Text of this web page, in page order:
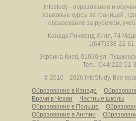
Infostudy - образование и
языковые курсы за границей ,
образование за рубежом,
Канада Ричмонд Хилл, 74
1(647)338-22-61
Украина Киев, 01030 ул.
Тел.: (044)222-51-
© 2010—2026 InfoStudy. Все
Образование в Канаде
Врачи в Чехии
Частные школы
Образование в Польше
Образование в Англии